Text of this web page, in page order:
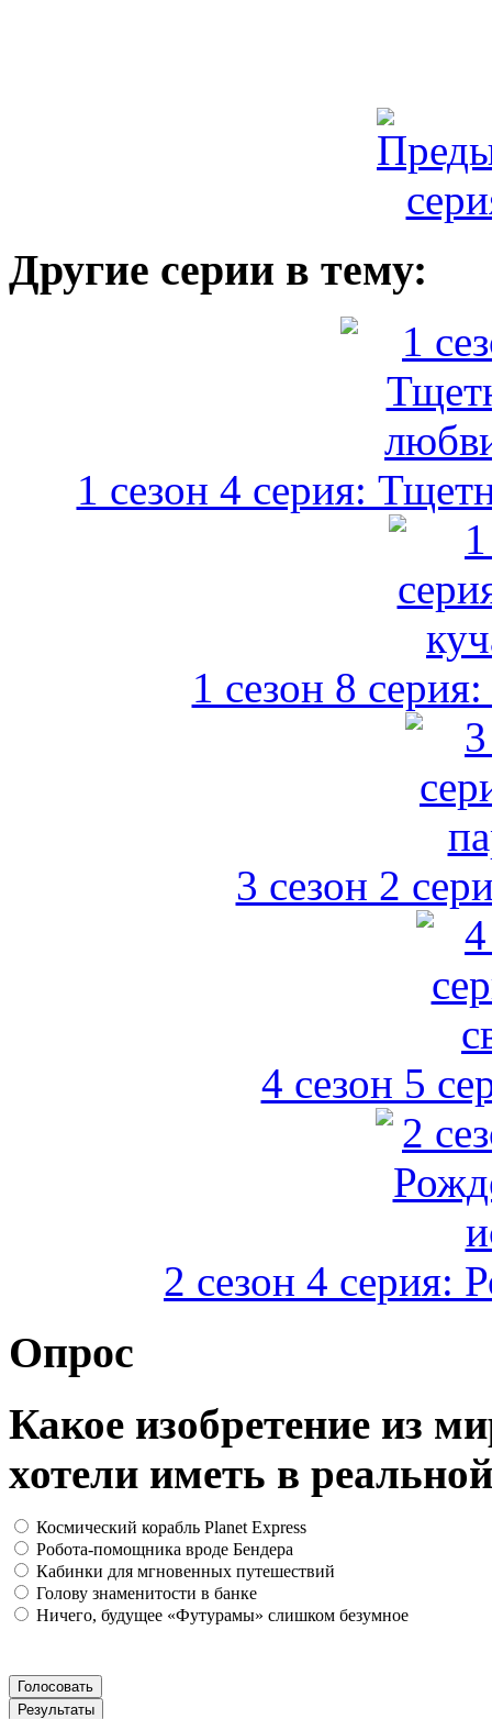
Другие серии в тему:
1 сезон 4 серия:
1 сезон 8
3 сезон 2
4 сезон 5
2 сезон 4 серия:
Опрос
Какое изобретение из
хотели иметь в
Космический корабль Planet Express
Робота-помощника вроде Бендера
Кабинки для мгновенных путешествий
Голову знаменитости в банке
Ничего, будущее «Футурамы» слишком безумное